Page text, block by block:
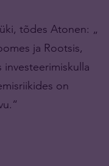
tõdes Atonen: „
ja Rootsis,
on